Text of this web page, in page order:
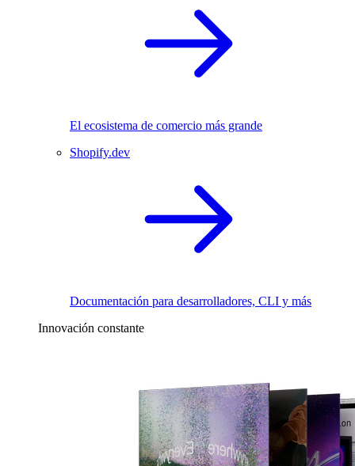
El ecosistema de comercio más grande
Shopify.dev
Documentación para desarrolladores, CLI y más
Innovación constante